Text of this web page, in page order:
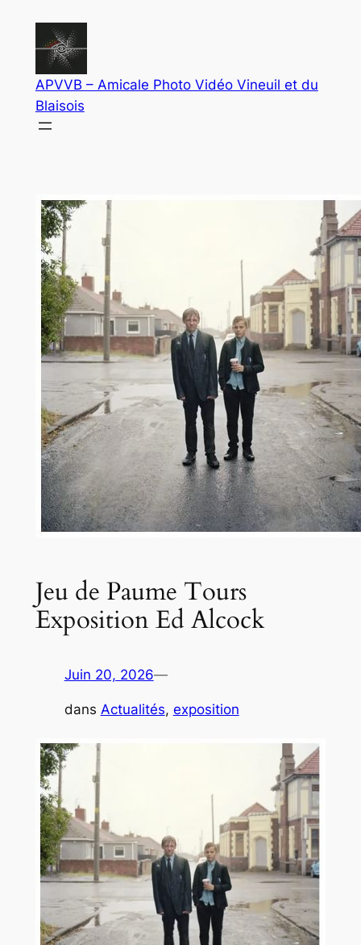
contenu
APVVB – Amicale Photo Vidéo Vineuil et du
Blaisois
Jeu de Paume Tours
Exposition Ed Alcock
Juin 20, 2026—
dans Actualités, exposition